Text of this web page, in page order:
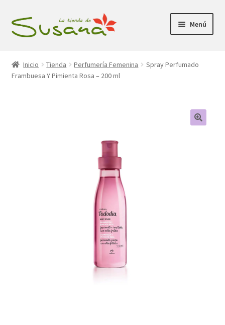
Ir
a
Ir
al
Menú
Promociones
el
menú
Inicio Tienda Perfumería Femenina
Spray Perfumado
Frambuesa Y Pimienta Rosa – 200 ml